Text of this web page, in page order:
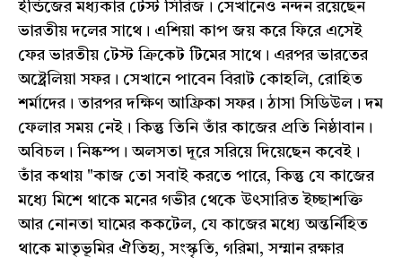
ইন্ডিজের মধ্যকার টেস্ট সিরিজ। সেখানেও নন্দন রয়েছেন
ভারতীয় দলের সাথে। এশিয়া কাপ জয় করে ফিরে এসেই
ফের ভারতীয় টেস্ট ক্রিকেট টিমের সাথে। এরপর ভারতের
অষ্ট্রেলিয়া সফর। সেখানে পাবেন বিরাট কোহলি, রোহিত
শর্মাদের। তারপর দক্ষিণ আফ্রিকা সফর। ঠাসা সিডিউল। দম
ফেলার সময় নেই। কিন্তু তিনি তাঁর কাজের প্রতি নিষ্ঠাবান।
অবিচল। নিষ্কম্প। অলসতা দূরে সরিয়ে দিয়েছেন কবেই।
তাঁর কথায় "কাজ তো সবাই করতে পারে, কিন্তু যে কাজের
মধ্যে মিশে থাকে মনের গভীর থেকে উৎসারিত ইচ্ছাশক্তি
আর নোনতা ঘামের ককটেল, যে কাজের মধ্যে অন্তর্নিহিত
থাকে মাতৃভূমির ঐতিহ্য, সংস্কৃতি, গরিমা, সম্মান রক্ষার